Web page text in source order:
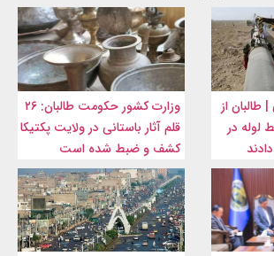
طالبان از
خط لوله در
وزارت کشور حکومت طالبان: ۲۶
قلم آثار باستانی در ولایت پکتیکا
کشف و ضبط شده است